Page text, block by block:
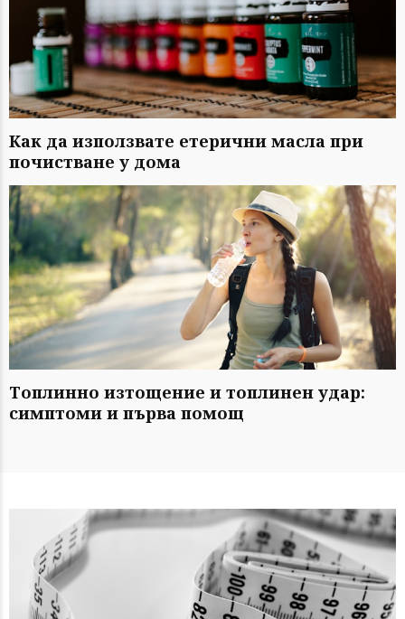
Как да използвате етерични масла при
почистване у дома
Топлинно изтощение и топлинен удар:
симптоми и първа помощ